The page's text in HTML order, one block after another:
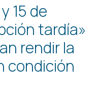
15 de
tardía»
rendir la
condición